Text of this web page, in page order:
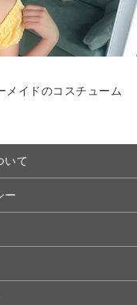
メイドのコスチューム
いて
ー